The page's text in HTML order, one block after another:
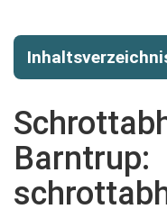
Barntrup: